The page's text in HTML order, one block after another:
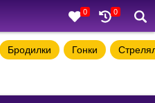
0 0
Бродилки Гонки